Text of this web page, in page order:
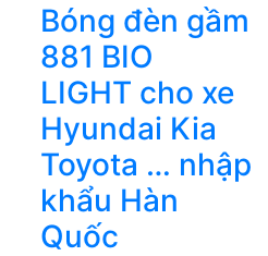
Bóng đèn gầm
881 BIO
LIGHT cho xe
Hyundai Kia
Toyota … nhập
khẩu Hàn
Quốc